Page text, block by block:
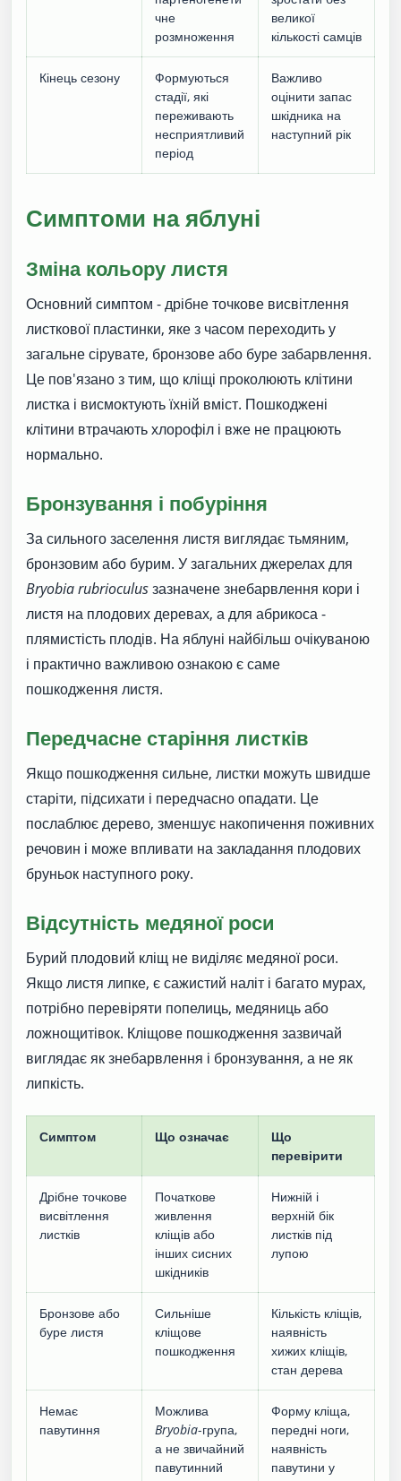
чне
розмноження
великої
кількості самців
Кінець сезону
Формуються
стадії, які
переживають
несприятливий
період
Важливо
оцінити запас
шкідника на
наступний рік
Симптоми на яблуні
Зміна кольору листя
Основний симптом - дрібне точкове висвітлення
листкової пластинки, яке з часом переходить у
загальне сірувате, бронзове або буре забарвлення.
Це пов'язано з тим, що кліщі проколюють клітини
листка і висмоктують їхній вміст. Пошкоджені
клітини втрачають хлорофіл і вже не працюють
нормально.
Бронзування і побуріння
За сильного заселення листя виглядає тьмяним,
бронзовим або бурим. У загальних джерелах для
Bryobia rubrioculusзазначене знебарвлення кори і
листя на плодових деревах, а для абрикоса -
плямистість плодів. На яблуні найбільш очікуваною
і практично важливою ознакою є саме
пошкодження листя.
Передчасне старіння листків
Якщо пошкодження сильне, листки можуть швидше
старіти, підсихати і передчасно опадати. Це
послаблює дерево, зменшує накопичення поживних
речовин і може впливати на закладання плодових
бруньок наступного року.
Відсутність медяної роси
Бурий плодовий кліщ не виділяє медяної роси.
Якщо листя липке, є сажистий наліт і багато мурах,
потрібно перевіряти попелиць, медяниць або
ложнощитівок. Кліщове пошкодження зазвичай
виглядає як знебарвлення і бронзування, а не як
липкість.
Симптом Що означає
Що
перевірити
Дрібне точкове
висвітлення
листків
Початкове
живлення
кліщів або
інших сисних
шкідників
Нижній і
верхній бік
листків під
лупою
Бронзове або
буре листя
Сильніше
кліщове
пошкодження
Кількість кліщів,
наявність
хижих кліщів,
стан дерева
Немає
павутиння
Можлива
Bryobia-група,
а не звичайний
павутинний
Форму кліща,
передні ноги,
наявність
павутини у